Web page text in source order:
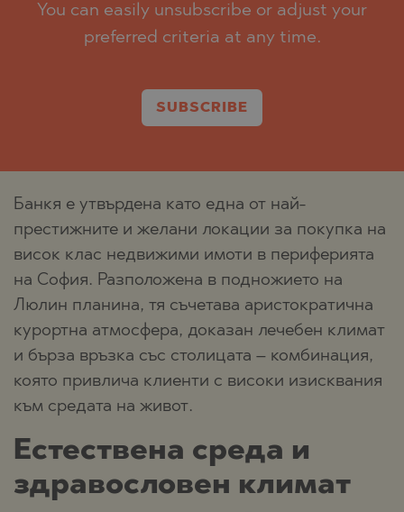
You can easily unsubscribe or adjust your
preferred criteria at any time.
SUBSCRIBE
Банкя е утвърдена като една от най-
престижните и желани локации за покупка на
висок клас недвижими имоти в периферията
на София. Разположена в подножието на
Люлин планина, тя съчетава аристократична
курортна атмосфера, доказан лечебен климат
и бърза връзка със столицата – комбинация,
която привлича клиенти с високи изисквания
към средата на живот.
Естествена среда и
здравословен климат